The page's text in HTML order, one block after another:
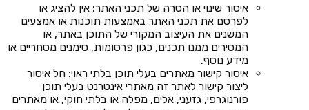
איסור שינוי או הסרה של תכני האתר: אין להציג או
לפרסם את תכני האתר באמצעות תוכנות או אמצעים
המשנים את העיצוב המקורי של התוכן באתר, או
המסירים ממנו תכנים, כגון פרסומות, סימנים מסחריים או
מידע נוסף.
איסור קישור מאתרים בעלי תוכן בלתי ראוי: חל איסור
ליצור קישור לאתר זה מאתרי אינטרנט בעלי תוכן
פורנוגרפי, גזעני, אלים, מפלה או בלתי חוקי, או מאתרים